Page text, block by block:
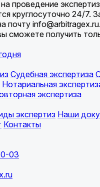
проведение
круглосуточно 24/7.
почту
сможете получить
Судебная экспертиза
Нотариальная
экспертиза
экспертиз Наши
Контакты
03